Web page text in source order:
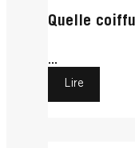
Quelle
...
Lire